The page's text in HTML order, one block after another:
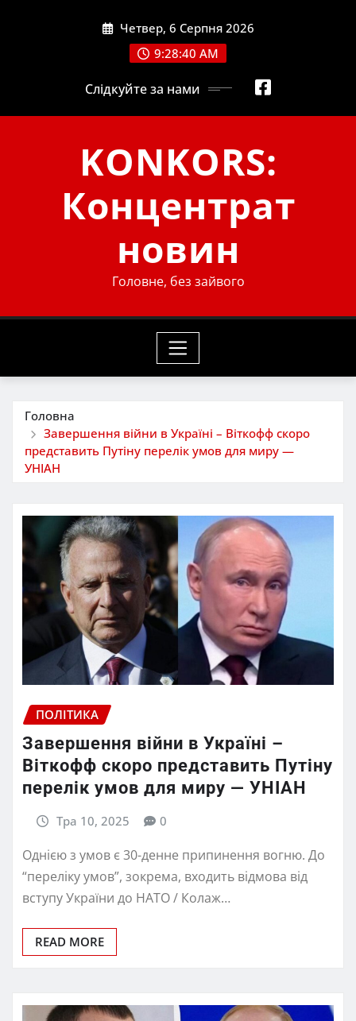
Четвер, 6 Серпня 2026
9:28:41 AM
Слідкуйте за нами
KONKORS:
Концентрат
новин
Головне, без зайвого
Головна
Завершення війни в Україні – Віткофф скоро
представить Путіну перелік умов для миру —
УНІАН
ПОЛІТИКА
Завершення війни в Україні –
Віткофф скоро представить Путіну
перелік умов для миру — УНІАН
Тра 10, 2025 0
Однією з умов є 30-денне припинення вогню. До
“переліку умов”, зокрема, входить відмова від
вступу України до НАТО / Колаж…
READ MORE